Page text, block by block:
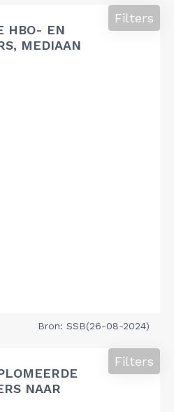
HBO- EN
MEDIAAN
Filters
Bron: SSB(26-08-2024)
NAAR
Filters